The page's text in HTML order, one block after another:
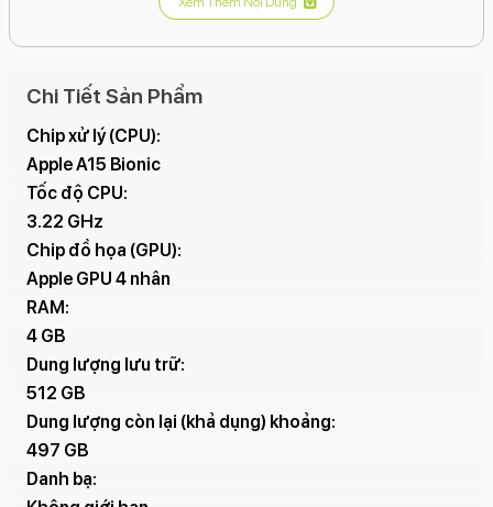
Chi Tiết Sản Phẩm
Chip xử lý (CPU):
Apple A15 Bionic
Tốc độ CPU:
3.22 GHz
Chip đồ họa (GPU):
Apple GPU 4 nhân
RAM:
4 GB
Dung lượng lưu trữ:
512 GB
Dung lượng còn lại (khả dụng) khoảng:
497 GB
Danh bạ:
Chipset: Apple A15 Bionic.
GPU: 4 nhân.
RAM: 4 GB.
Bộ nhớ trong: 512 GB.
Camera:
Camera sau:
12MP, góc rộng, khẩu độ f/1.6.
120 độ.
Camera trước: 12MP, khẩu độ f/2.2.